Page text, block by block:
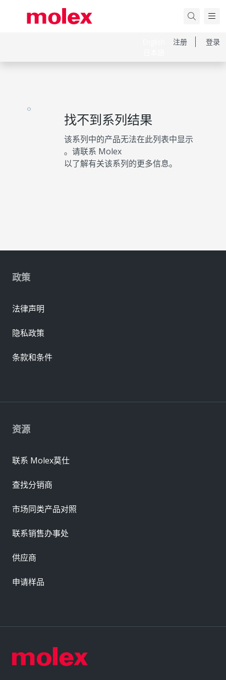
注册 登录
找不到系列结果
该系列中的产品无法在此列表中显示
。请联系 Molex
以了解有关该系列的更多信息。
资源
联系 Molex莫仕
查找分销商
市场同类产品对照
联系销售办事处
供应商
申请样品
政策
法律声明
隐私政策
条款和条件